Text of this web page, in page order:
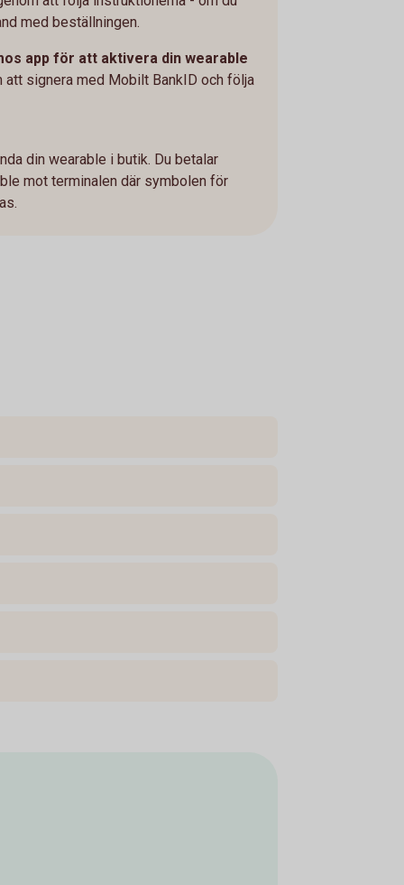
med beställningen.
app för att aktivera din wearable
att signera med Mobilt BankID och följa
din wearable i butik. Du betalar
mot terminalen där symbolen för